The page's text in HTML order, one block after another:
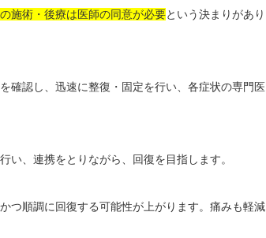
施術・後療は医師の同意が必要という決まりがあり
確認し、迅速に整復・固定を行い、各症状の専門医
い、連携をとりながら、回復を目指します。
つ順調に回復する可能性が上がります。痛みも軽減